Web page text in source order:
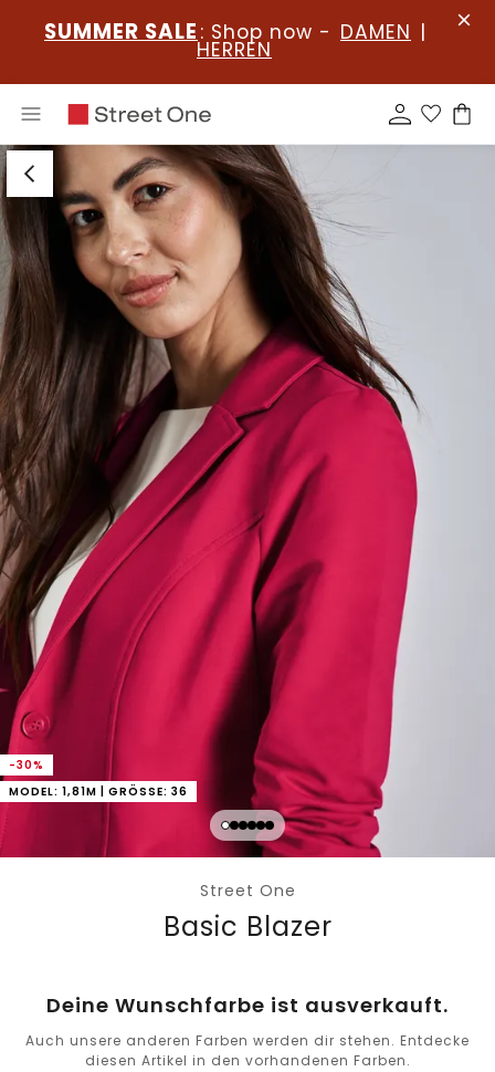
SUMMER SALE : Shop now - DAMEN |
HERREN
-30%
MODEL: 1,81M | GRÖSSE: 36
Street One
Basic Blazer
Deine Wunschfarbe ist ausverkauft.
Auch unsere anderen Farben werden dir stehen. Entdecke
diesen Artikel in den vorhandenen Farben.